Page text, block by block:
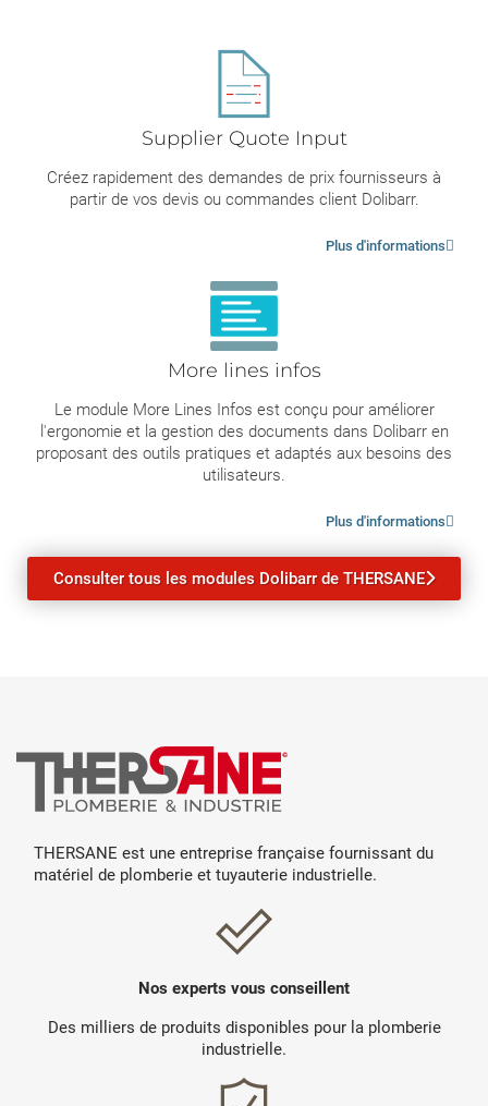
Supplier Quote Input
Créez rapidement des demandes de prix fournisseurs à
partir de vos devis ou commandes client Dolibarr.
Plus d'informations
More lines infos
Le module More Lines Infos est conçu pour améliorer
l'ergonomie et la gestion des documents dans Dolibarr en
proposant des outils pratiques et adaptés aux besoins des
utilisateurs.
Plus d'informations
Consulter tous les modules Dolibarr de THERSANE
THERSANE est une entreprise française fournissant du
matériel de plomberie et tuyauterie industrielle.
Nos experts vous conseillent
Des milliers de produits disponibles pour la plomberie
industrielle.